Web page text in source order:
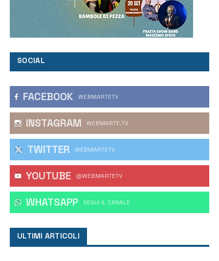
SOCIAL
FACEBOOK WEBMARTETV
INSTAGRAM WEBMARTE.TV
TWITTER WEBMARTETV
YOUTUBE @WEBMARTETV
WHATSAPP ‎SEGUI IL CANALE
ULTIMI ARTICOLI